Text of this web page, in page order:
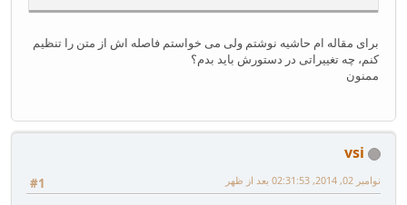
برای مقاله ام حاشیه نوشتم ولی می خواستم فاصله اش از متن را تنظیم
کنم، چه تغییراتی در دستورش باید بدم؟
ممنون
vsi
#1 نوامبر 02, 2014, 02:31:53 بعد از ظهر